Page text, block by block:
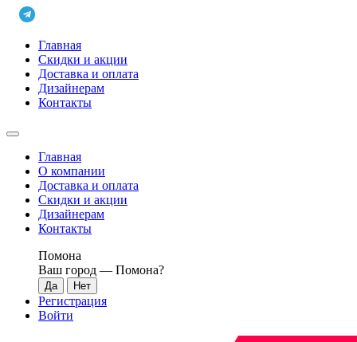
Главная
Скидки и акции
Доставка и оплата
Дизайнерам
Контакты
Главная
О компании
Доставка и оплата
Скидки и акции
Дизайнерам
Контакты
Помона
Ваш город — Помона?
Регистрация
Войти